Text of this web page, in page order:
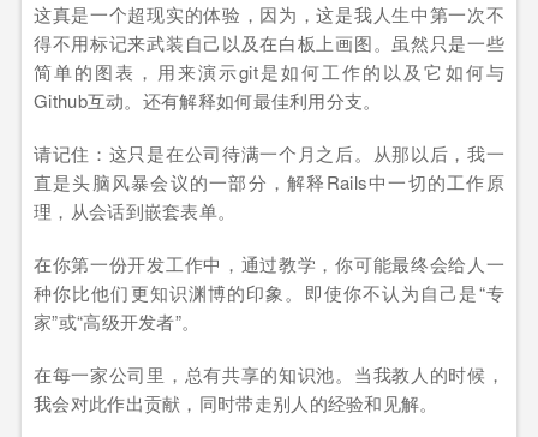
这真是一个超现实的体验，因为，这是我人生中第一次不
得不用标记来武装自己以及在白板上画图。虽然只是一些
简单的图表，用来演示git是如何工作的以及它如何与
Github互动。还有解释如何最佳利用分支。
请记住：这只是在公司待满一个月之后。从那以后，我一
直是头脑风暴会议的一部分，解释Rails中一切的工作原
理，从会话到嵌套表单。
在你第一份开发工作中，通过教学，你可能最终会给人一
种你比他们更知识渊博的印象。即使你不认为自己是“专
家”或“高级开发者”。
在每一家公司里，总有共享的知识池。当我教人的时候，
我会对此作出贡献，同时带走别人的经验和见解。